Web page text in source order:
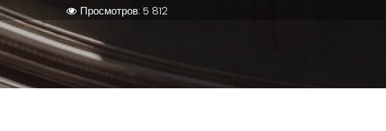
Просмотров: 5 812